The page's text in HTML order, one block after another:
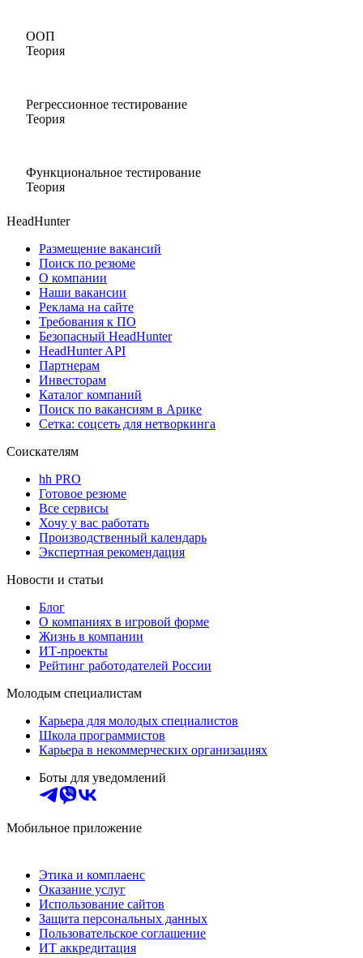
ООП
Теория
Регрессионное тестирование
Теория
Функциональное тестирование
Теория
HeadHunter
Размещение вакансий
Поиск по резюме
О компании
Наши вакансии
Реклама на сайте
Требования к ПО
Безопасный HeadHunter
HeadHunter API
Партнерам
Инвесторам
Каталог компаний
Поиск по вакансиям в Арике
Сетка: соцсеть для нетворкинга
Соискателям
hh PRO
Готовое резюме
Все сервисы
Хочу у вас работать
Производственный календарь
Экспертная рекомендация
Новости и статьи
Блог
О компаниях в игровой форме
Жизнь в компании
ИТ-проекты
Рейтинг работодателей России
Молодым специалистам
Карьера для молодых специалистов
Школа программистов
Карьера в некоммерческих организациях
Боты для уведомлений
Мобильное приложение
Этика и комплаенс
Оказание услуг
Использование сайтов
Защита персональных данных
Пользовательское соглашение
ИТ аккредитация